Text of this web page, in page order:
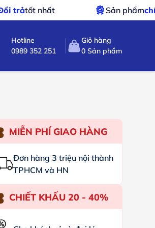
Sản phẩm chính hãng – xuất VAT
Hotline
0989 352 251
Giỏ hàng
0 Sản phẩm
MIỄN PHÍ GIAO HÀNG
Đơn hàng 3 triệu nội thành
TPHCM và HN
CHIẾT KHẤU 20 - 40%